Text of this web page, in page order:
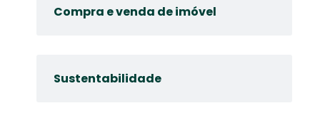
Compra e venda de imóvel
Sustentabilidade